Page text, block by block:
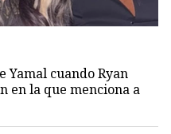
Yamal cuando Ryan
en la que menciona a